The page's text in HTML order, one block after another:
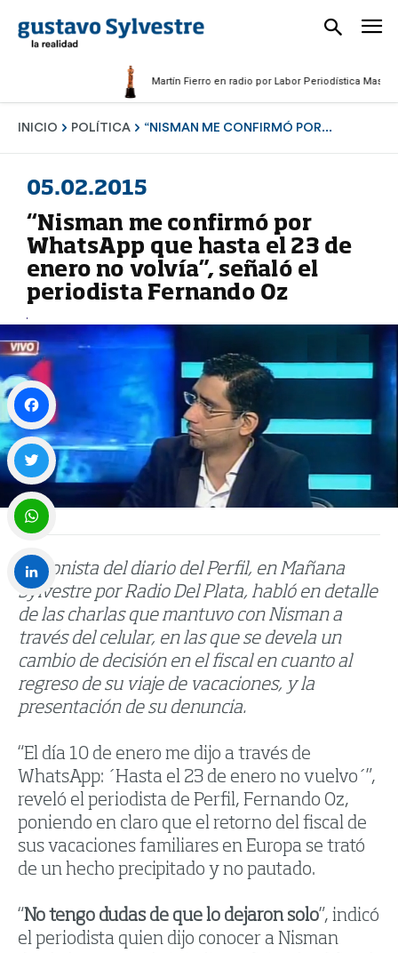
Martín Fierro en radio por Labor Periodística Masculina
INICIO POLÍTICA “NISMAN ME CONFIRMÓ POR...
05.02.2015
“Nisman me confirmó por
WhatsApp que hasta el 23 de
enero no volvía”, señaló el
periodista Fernando Oz
El cronista del diario del Perfil, en Mañana
Sylvestre por Radio Del Plata, habló en detalle
de las charlas que mantuvo con Nisman a
través del celular, en las que se devela un
cambio de decisión en el fiscal en cuanto al
regreso de su viaje de vacaciones, y la
presentación de su denuncia.
“El día 10 de enero me dijo a través de
WhatsApp: ´Hasta el 23 de enero no vuelvo´”,
reveló el periodista de Perfil, Fernando Oz,
poniendo en claro que el retorno del fiscal de
sus vacaciones familiares en Europa se trató
de un hecho precipitado y no pautado.
“No tengo dudas de que lo dejaron solo”, indicó
el periodista quien dijo conocer a Nisman
Facebook
Twitter
WhatsApp
LinkedIn